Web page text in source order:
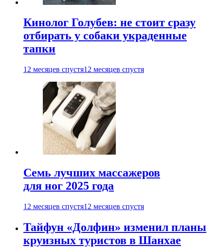
Кинолог Голубев: не стоит сразу
отбирать у собаки украденные
тапки
12 месяцев спустя12 месяцев спустя
Семь лучших массажеров
для ног 2025 года
12 месяцев спустя12 месяцев спустя
Тайфун «Долфин» изменил планы
круизных туристов в Шанхае